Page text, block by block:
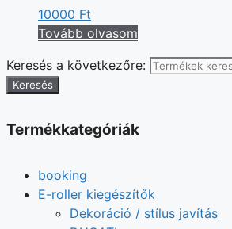
10000 Ft
Tovább olvasom
Keresés a következőre:
Keresés
Termékkategóriák
booking
E-roller kiegészítők
Dekoráció / stílus javítás